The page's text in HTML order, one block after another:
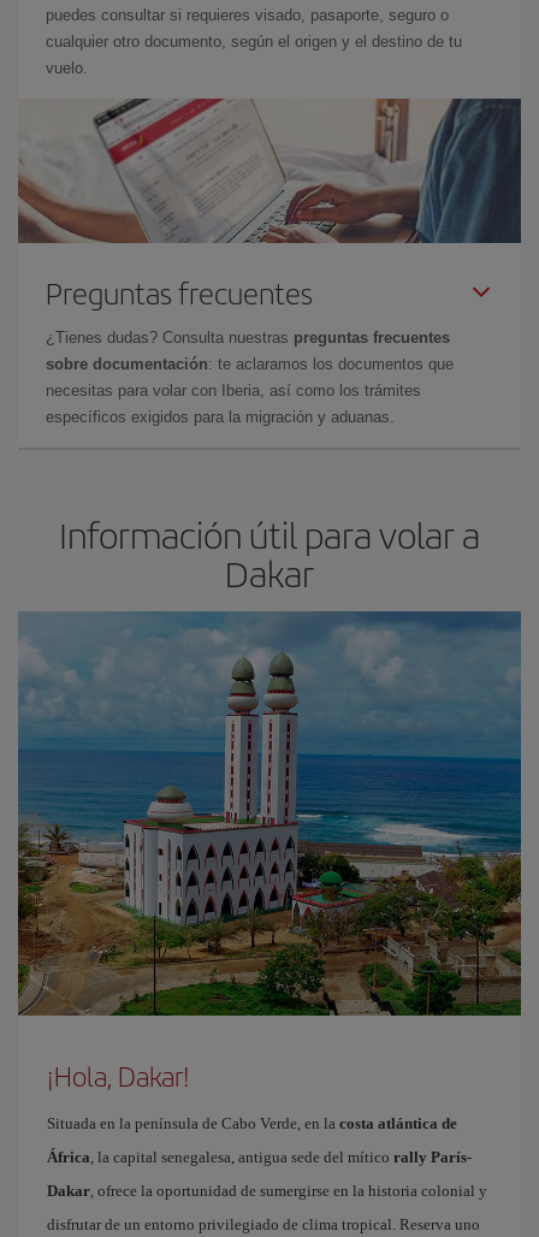
puedes consultar si requieres visado, pasaporte, seguro o
cualquier otro documento, según el origen y el destino de tu
vuelo.
Preguntas frecuentes
¿Tienes dudas? Consulta nuestras preguntas frecuentes
sobre documentación: te aclaramos los documentos que
necesitas para volar con Iberia, así como los trámites
específicos exigidos para la migración y aduanas.
Información útil para volar a
Dakar
¡Hola, Dakar!
Situada en la península de Cabo Verde, en la costa atlántica de
África, la capital senegalesa, antigua sede del mítico rally París-
Dakar, ofrece la oportunidad de sumergirse en la historia colonial y
disfrutar de un entorno privilegiado de clima tropical. Reserva uno